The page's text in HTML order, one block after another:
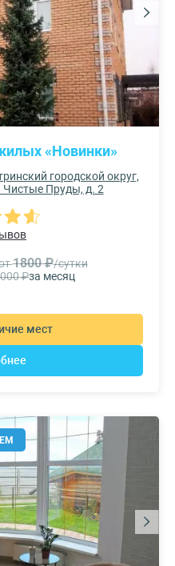
«Новинки»
городской округ,
Пруды, д. 2
1800 ₽/сутки
₽за месяц
мест